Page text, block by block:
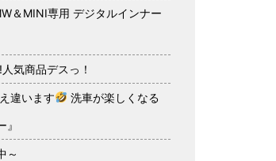
＆MINI専用 デジタルインナー
気商品デスっ！
違います 洗車が楽しくなる
』
～